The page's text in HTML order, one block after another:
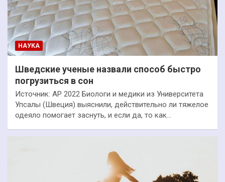
НАУКА
Шведские ученые назвали способ быстро
погрузиться в сон
Источник: AP 2022 Биологи и медики из Университета
Упсалы (Швеция) выяснили, действительно ли тяжелое
одеяло помогает заснуть, и если да, то как…